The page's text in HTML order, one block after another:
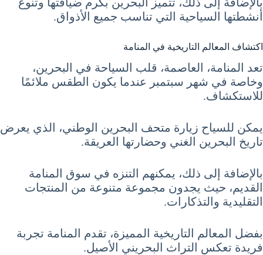
أنشطتها السياحية التي تناسب جميع الأذواق.
اكتشاف المعالم التاريخية في المنامة
تعد المنامة، العاصمة، قلب السياحة في البحرين،
وخاصة في شهر سبتمبر عندما يكون الطقس ملائمًا
للاستكشاف.
يمكن للسياح زيارة متحف البحرين الوطني، الذي يعرض
تاريخ البحرين الغني وحضارتها العريقة.
بالإضافة إلى ذلك، يمكنهم التنزه في سوق المنامة
القديم، حيث يجدون مجموعة متنوعة من المنتجات
التقليدية والتذكارات.
بفضل المعالم التاريخية المميزة، تقدم المنامة تجربة
فريدة تعكس التراث البحريني الأصيل.